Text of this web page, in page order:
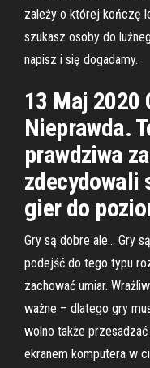
zależy o której kończę
szukasz osoby do
napisz i się dogadamy.
13 Maj 2020
Nieprawda.
prawdziwa
zdecydowali
gier do
Gry są dobre ale… Gry
podejść do tego typu
zachować umiar.
ważne – dlatego gry
wolno także
ekranem komputera w